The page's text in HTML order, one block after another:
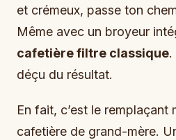
et crémeux, passe ton
Même avec un broyeur
cafetière filtre classique.
déçu du résultat.
En fait, c’est le remplaçant
cafetière de grand-mère.